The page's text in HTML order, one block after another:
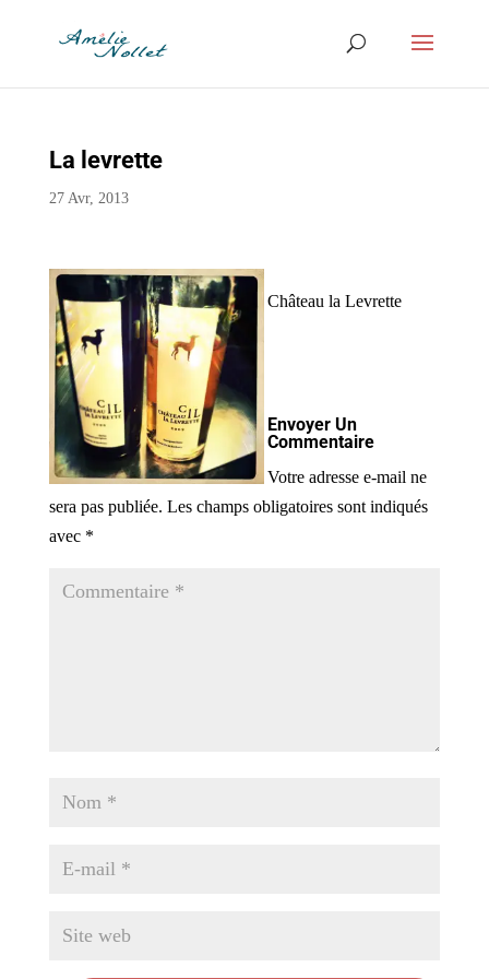
La levrette
27 Avr, 2013
Château la Levrette
Envoyer Un
Commentaire
Votre adresse e-mail ne
sera pas publiée. Les champs obligatoires sont indiqués
avec *